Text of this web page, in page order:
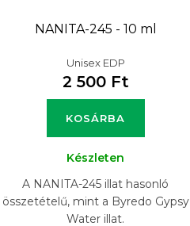
NANITA-245 - 10 ml
Unisex EDP
2 500 Ft
KOSÁRBA
Készleten
A NANITA-245 illat hasonló
összetételű, mint a Byredo Gypsy
Water illat.